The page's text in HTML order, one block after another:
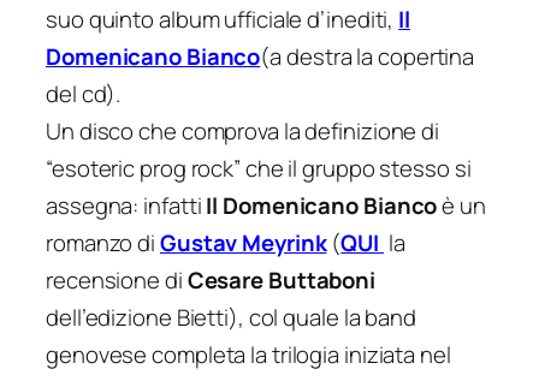
suo quinto album ufficiale d’inediti, Il
Domenicano Bianco(a destra la copertina
del cd).
Un disco che comprova la definizione di
“esoteric prog rock” che il gruppo stesso si
assegna: infattiIl Domenicano Biancoè un
romanzo diGustav Meyrink(QUI la
recensione diCesare Buttaboni
dell’edizione Bietti), col quale la band
genovese completa la trilogia iniziata nel